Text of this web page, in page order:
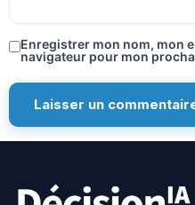
Enregistrer mon nom, mon
navigateur pour mon